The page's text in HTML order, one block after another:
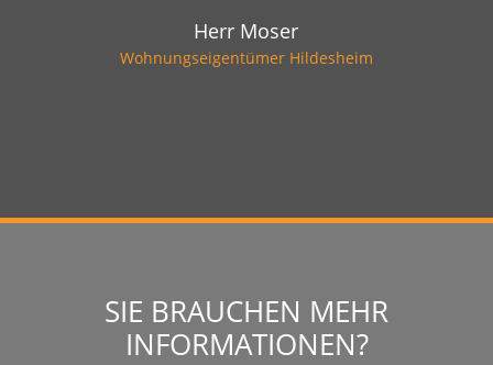
Herr Moser
Wohnungseigentümer Hildesheim
SIE BRAUCHEN MEHR
INFORMATIONEN?